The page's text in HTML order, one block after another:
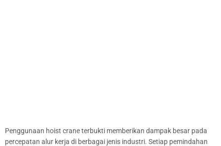
Penggunaan hoist crane terbukti memberikan dampak besar pada
percepatan alur kerja di berbagai jenis industri. Setiap pemindahan